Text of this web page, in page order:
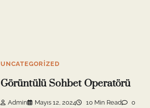
UNCATEGORIZED
Görüntülü Sohbet Operatörü
Admin Mayıs 12, 2024 10 Min Read 0